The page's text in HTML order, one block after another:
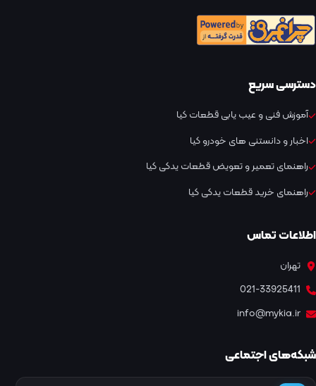
دسترسی سریع
آموزش فنی و عیب یابی قطعات کیا
اخبار و دانستنی های خودرو کیا
راهنمای تعمیر و تعویض قطعات یدکی کیا
راهنمای خرید قطعات یدکی کیا
اطلاعات تماس
تهران
021-33925411
info@mykia.ir
شبکه‌های اجتماعی